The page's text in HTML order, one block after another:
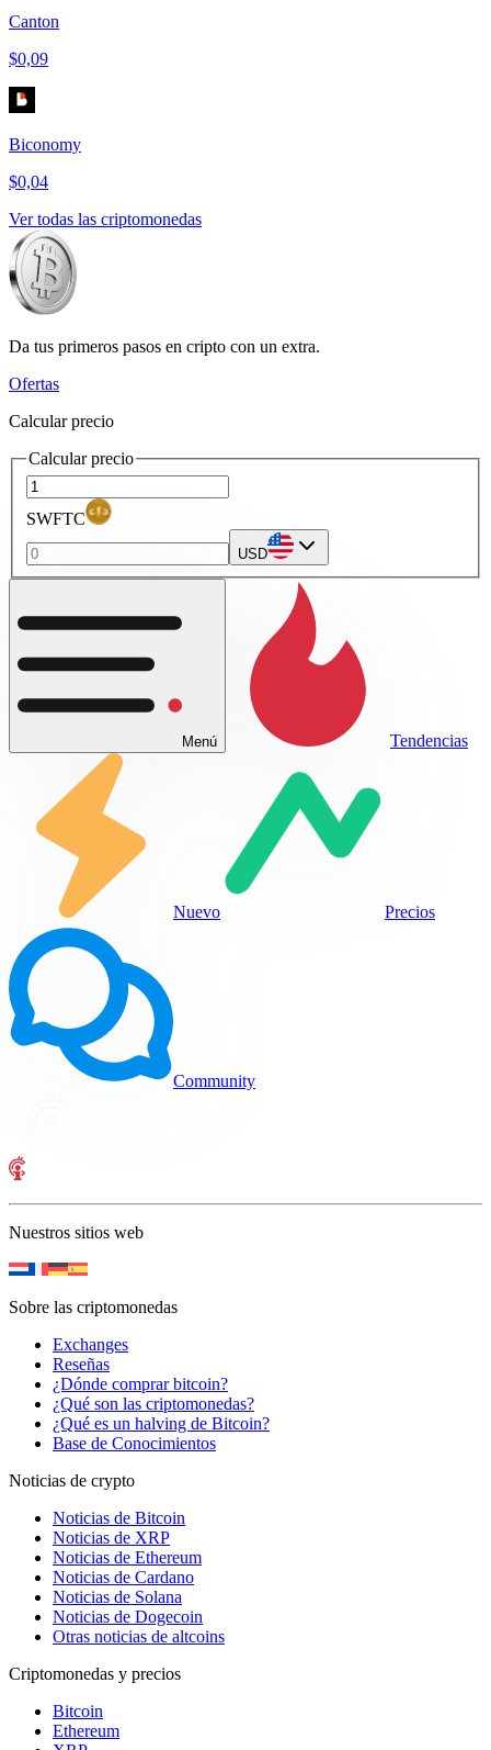
Canton
$0,09
Biconomy
$0,04
Ver todas las criptomonedas
Da tus primeros pasos en cripto con un extra.
Ofertas
Calcular precio
Calcular precio
SWFTC
USD
Menú Tendencias
Nuevo Precios
Community
Nuestros sitios web
Sobre las criptomonedas
Exchanges
Reseñas
¿Dónde comprar bitcoin?
¿Qué son las criptomonedas?
¿Qué es un halving de Bitcoin?
Base de Conocimientos
Noticias de crypto
Noticias de Bitcoin
Noticias de XRP
Noticias de Ethereum
Noticias de Cardano
Noticias de Solana
Noticias de Dogecoin
Otras noticias de altcoins
Criptomonedas y precios
Bitcoin
Ethereum